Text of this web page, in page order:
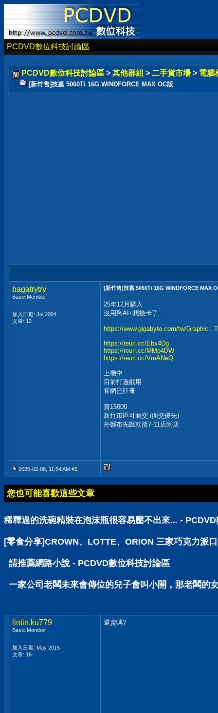
PCDVD數位科技討論區
PCDVD數位科技討論區 > 其他群組 > 二手貨市場 > 電腦
[新竹售]技嘉 5060Ti 16G WINDFORCE MAX OC版
bagatrytry
Basic Member
加入日期: Jul 2004
文章: 12
[新竹售]技嘉 5060Ti 16G WINDFORCE MAX
25年12月購入
沒用到AI+想換卡了...
https://www.gigabyte.com/tw/
https://reurl.cc/Ebx4Dg
https://reurl.cc/MMp4DW
https://reurl.cc/VmANeQ
上機中
目前打遊戲用
官網已註冊
賣15000
新竹市區可面交 (面交優先)
外縣市先匯款後7-11店到店
2026-02-08, 11:54 AM #1
您也可能喜歡這些文章
稀釋過的洗碗精裝在泡沫瓶很容易壓不出來... -
[零食分享]CROWN、LOTTE、ORION 三家巧克力派
請推薦網路小說 - PCDVD數位科技討論區
一家公司老闆未來會傳位的兒子會叫小開，那老闆的
lintin.ku779
Basic Member
加入日期: May 2015
文章: 16
還賣嗎?